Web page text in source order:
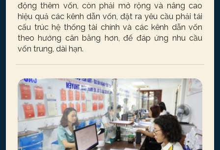
động thêm vốn, còn phải mở rộng và nâng cao
hiệu quả các kênh dẫn vốn, đặt ra yêu cầu phải tái
cấu trúc hệ thống tài chính và các kênh dẫn vốn
theo hướng cân bằng hơn, để đáp ứng nhu cầu
vốn trung, dài hạn.